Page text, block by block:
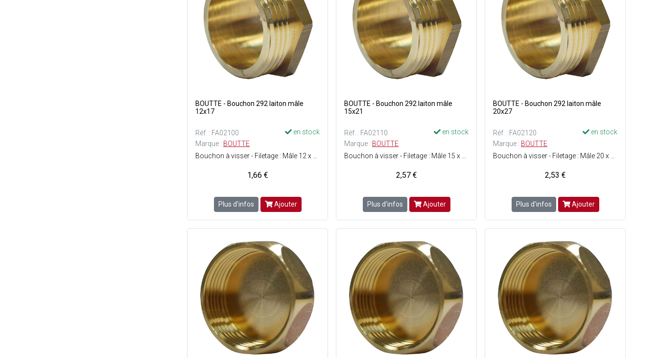
BOUTTE - Bouchon 292 laiton mâle
12x17
Réf. : FA02100
en stock
Marque : BOUTTE
1,66 €
Plus d'infos Ajouter
BOUTTE - Bouchon 292 laiton mâle
15x21
Réf. : FA02110
en stock
Marque : BOUTTE
2,57 €
Plus d'infos Ajouter
BOUTTE - Bouchon 292 laiton mâle
20x27
Réf. : FA02120
en stock
Marque : BOUTTE
2,53 €
Plus d'infos Ajouter